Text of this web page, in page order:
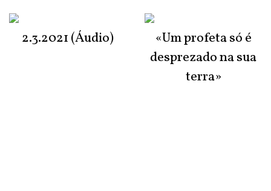
2.3.2021 (Áudio)
«Um profeta só é
desprezado na sua
terra»